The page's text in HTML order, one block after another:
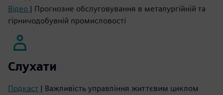
Відео | Прогнозне обслуговування в металургійній та
гірничодобувній промисловості
Слухати
Подкаст | Важливість управління життєвим циклом